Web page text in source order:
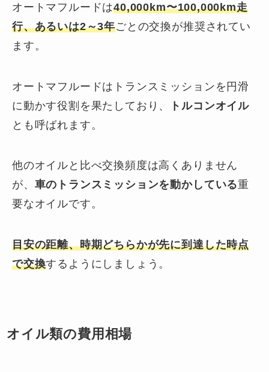
オートマフルードは40,000km〜100,000km走
行、あるいは2～3年ごとの交換が推奨されてい
ます。
オートマフルードはトランスミッションを円滑
に動かす役割を果たしており、
トルコンオイル
とも呼ばれます。
他のオイルと比べ交換頻度は高くありません
が、 車のトランスミッションを動かしている重
要なオイルです。
目安の距離、時期どちらかが先に到達した時点
で交換するようにしましょう。
オイル類の費用相場